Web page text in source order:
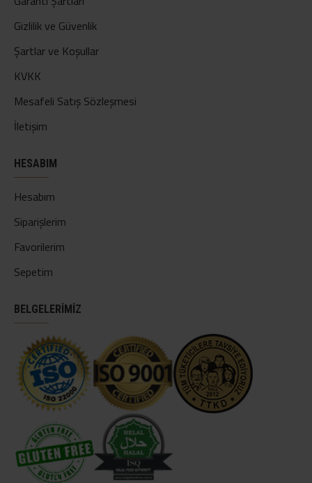
Gizlilik ve Güvenlik
Şartlar ve Koşullar
KVKK
Mesafeli Satış Sözleşmesi
İletişim
HESABIM
Hesabım
Siparişlerim
Favorilerim
Sepetim
BELGELERİMİZ